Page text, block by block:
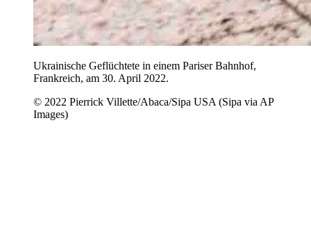
Ukrainische Geflüchtete in einem Pariser Bahnhof,
Frankreich, am 30. April 2022.
© 2022 Pierrick Villette/Abaca/Sipa USA (Sipa via AP
Images)